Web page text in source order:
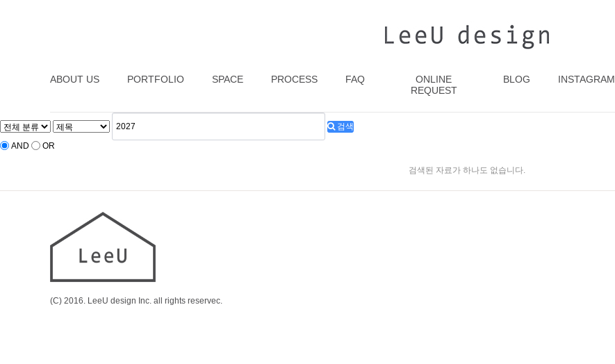
ABOUT US PORTFOLIO SPACE PROCESS FAQ
ONLINE
REQUEST
BLOG INSTAGRAM
검색
AND OR
검색된 자료가 하나도 없습니다.
(C) 2016. LeeU design Inc. all rights reservec.